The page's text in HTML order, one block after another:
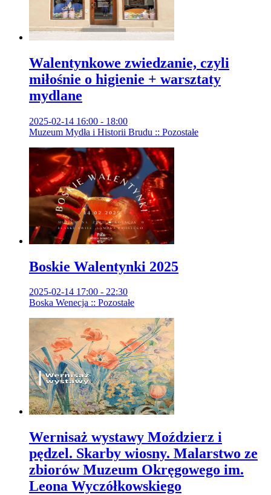
Walentynkowe zwiedzanie, czyli
miłośnie o higienie + warsztaty
mydlane
2025-02-14 16:00 - 18:00
Muzeum Mydła i Historii Brudu :: Pozostałe
Boskie Walentynki 2025
2025-02-14 17:00 - 22:30
Boska Wenecja :: Pozostałe
Wernisaż wystawy Moździerz i
pędzel. Skarby wiosny. Malarstwo ze
zbiorów Muzeum Okręgowego im.
Leona Wyczółkowskiego